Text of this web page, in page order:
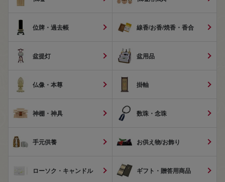
位牌・過去帳 線香/お香/焼香・香合
盆提灯 盆用品
仏像・本尊 掛軸
神棚・神具 数珠・念珠
手元供養 お供え物/お飾り
ローソク・キャンドル ギフト・贈答用商品